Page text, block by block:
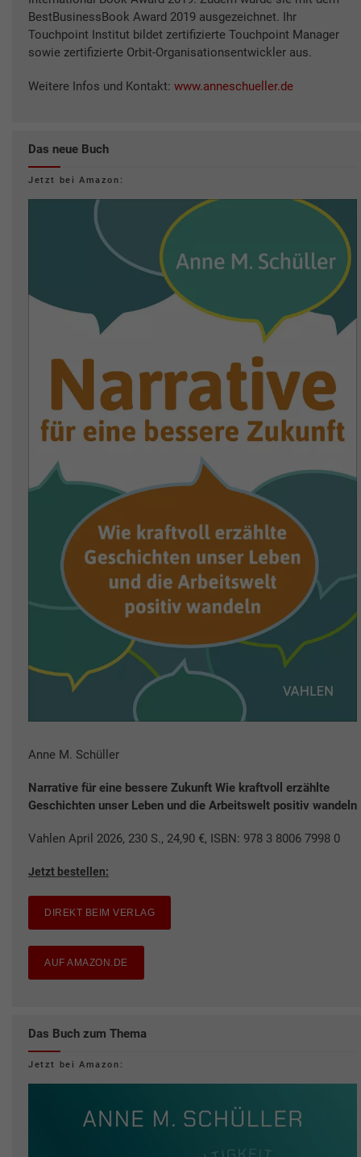
BestBusinessBook Award 2019 ausgezeichnet. Ihr
Touchpoint Institut bildet zertifizierte Touchpoint Manager
sowie zertifizierte Orbit-Organisationsentwickler aus.
Weitere Infos und Kontakt: www.anneschueller.de
Das neue Buch
Jetzt bei Amazon:
Anne M. Schüller
Narrative für eine bessere Zukunft Wie kraftvoll erzählte
Geschichten unser Leben und die Arbeitswelt positiv wandeln
Vahlen April 2026, 230 S., 24,90 €, ISBN: 978 3 8006 7998 0
Jetzt bestellen:
DIREKT BEIM VERLAG
AUF AMAZON.DE
Das Buch zum Thema
Jetzt bei Amazon: